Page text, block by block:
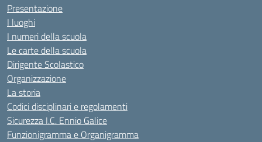
Presentazione
I luoghi
I numeri della scuola
Le carte della scuola
Dirigente Scolastico
Organizzazione
La storia
Codici disciplinari e regolamenti
Sicurezza I.C. Ennio Galice
Funzionigramma e Organigramma